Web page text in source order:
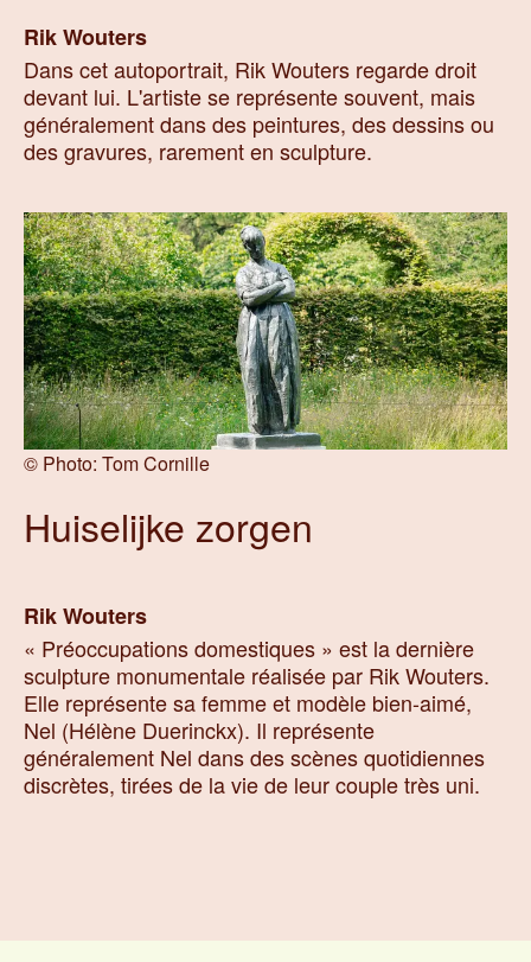
RikWouters
Dans cet autoportrait, Rik Wouters regarde droit
devant lui. L'artiste se représente souvent, mais
généralement dans des peintures, des dessins ou
des gravures, rarement en sculpture.
© Photo: Tom Cornille
Huiselijke zorgen
RikWouters
« Préoccupations domestiques » est la dernière
sculpture monumentale réalisée par Rik Wouters.
Elle représente sa femme et modèle bien-aimé,
Nel (Hélène Duerinckx). Il représente
généralement Nel dans des scènes quotidiennes
discrètes, tirées de la vie de leur couple très uni.